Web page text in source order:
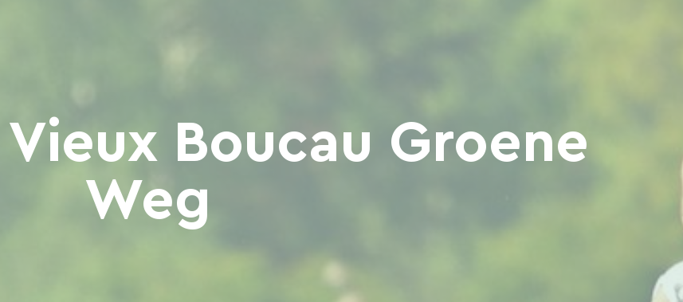
Boucau Groene
Weg